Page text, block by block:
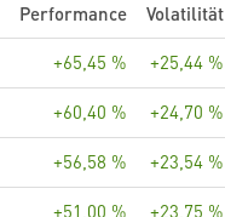
Performance Volatilität
+65,45 % +25,44 %
+60,40 % +24,70 %
+56,58 % +23,54 %
+51,00 % +23,75 %